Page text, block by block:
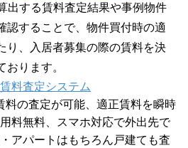
出する賃料査定結果や事例物件
認することで、物件買付時の適
り、入居者募集の際の賃料を決
ります。
料査定システム
料の査定が可能、適正賃料を瞬時
料無料、スマホ対応で外出先で
アパートはもちろん戸建ても査